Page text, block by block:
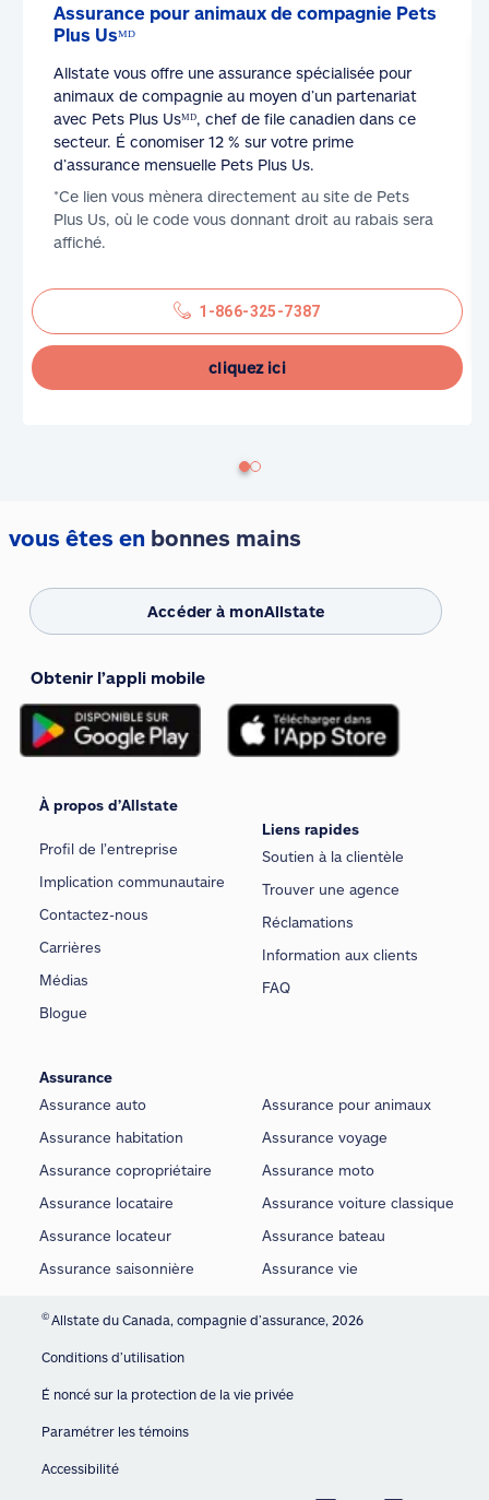
Assurance pour animaux de compagnie Pets
Plus Usᴹᴰ
Allstate vous offre une assurance spécialisée pour
animaux de compagnie au moyen d’un partenariat
avec Pets Plus Usᴹᴰ, chef de file canadien dans ce
secteur. É conomiser 12 % sur votre prime
d’assurance mensuelle Pets Plus Us.
*Ce lien vous mènera directement au site de Pets
Plus Us, où le code vous donnant droit au rabais sera
affiché.
1-866-325-7387
cliquez ici
vous êtes en bonnes mains
Accéder à monAllstate
Obtenir l’appli mobile
À propos d’Allstate
Profil de l’entreprise
Implication communautaire
Contactez-nous
Carrières
Médias
Blogue
Liens rapides
Soutien à la clientèle
Trouver une agence
Réclamations
Information aux clients
FAQ
Assurance
Assurance auto
Assurance habitation
Assurance copropriétaire
Assurance locataire
Assurance locateur
Assurance saisonnière
Assurance pour animaux
Assurance voyage
Assurance moto
Assurance voiture classique
Assurance bateau
Assurance vie
©Allstate du Canada, compagnie d’assurance, 2026
Conditions d’utilisation
É noncé sur la protection de la vie privée
Paramétrer les témoins
Accessibilité